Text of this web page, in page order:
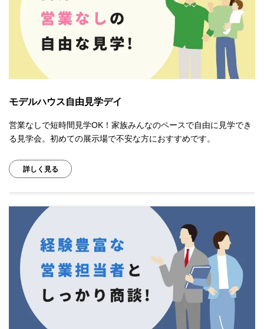
モデルハウス自由見学デイ
営業なしで短時間見学OK！家族みんなのペースで自由に見学でき
る見学会。初めての展示場で不安な方におすすめです。
詳しく見る